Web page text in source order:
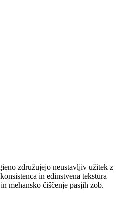
združujejo neustavljiv užitek z
in edinstvena tekstura
mehansko čiščenje pasjih zob.